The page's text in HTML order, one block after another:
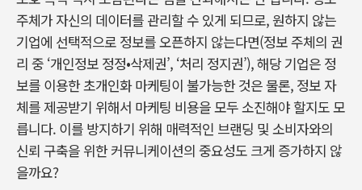
주체가 자신의 데이터를 관리할 수 있게 되므로, 원하지 않는
기업에 선택적으로 정보를 오픈하지 않는다면(정보 주체의 권
리 중 ‘개인정보 정정•삭제권’, ‘처리 정지권’), 해당 기업은 정
보를 이용한 초개인화 마케팅이 불가능한 것은 물론, 정보 자
체를 제공받기 위해서 마케팅 비용을 모두 소진해야 할지도 모
릅니다. 이를 방지하기 위해 매력적인 브랜딩 및 소비자와의
신뢰 구축을 위한 커뮤니케이션의 중요성도 크게 증가하지 않
을까요?